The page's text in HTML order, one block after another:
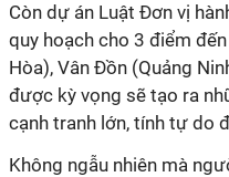
Còn dự án Luật Đơn vị
quy hoạch cho 3 điểm
Hòa), Vân Đồn (Quảng
được kỳ vọng sẽ tạo ra
cạnh tranh lớn, tính tự do
Không ngẫu nhiên mà